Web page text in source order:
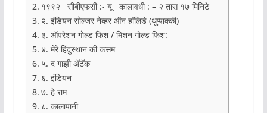
१९९२ सीबीएफसी :- यू कालावधी : – २ तास १७ मिनिटे
२. इंडियन सोल्जर नेव्हर ऑन हॉलिडे (थुप्पाक्की)
३. ऑपरेशन गोल्ड फिश / मिशन गोल्ड फिश:
४. मेरे हिंदुस्थान की कसम
५. द गाझी ॲटॅक
६. इंडियन
७. हे राम
८. कालापानी